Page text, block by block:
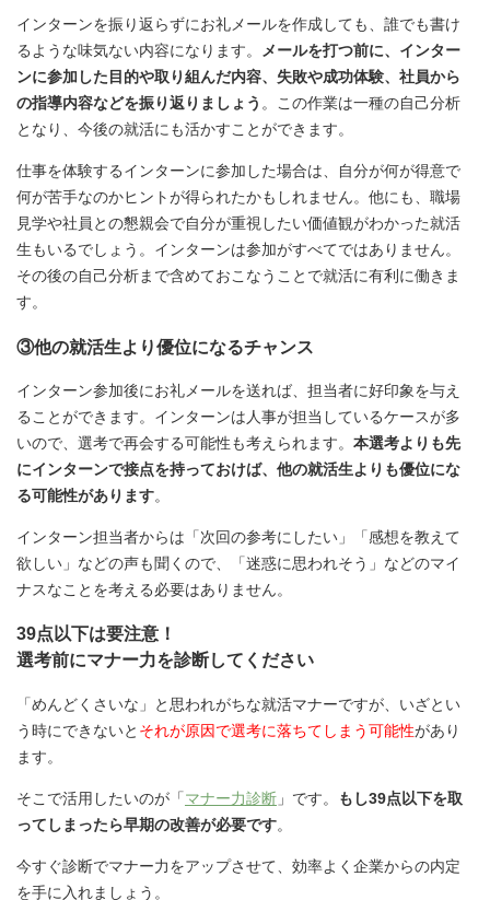
インターンを振り返らずにお礼メールを作成しても、誰でも書け
るような味気ない内容になります。
メールを打つ前に、インター
ンに参加した目的や取り組んだ内容、失敗や成功体験、社員から
の指導内容などを振り返りましょう 。この作業は一種の自己分析
となり、今後の就活にも活かすことができます。
仕事を体験するインターンに参加した場合は、自分が何が得意で
何が苦手なのかヒントが得られたかもしれません。他にも、職場
見学や社員との懇親会で自分が重視したい価値観がわかった就活
生もいるでしょう。インターンは参加がすべてではありません。
その後の自己分析まで含めておこなうことで就活に有利に働きま
す。
③他の就活生より優位になるチャンス
インターン参加後にお礼メールを送れば、担当者に好印象を与え
ることができます。インターンは人事が担当しているケースが多
いので、選考で再会する可能性も考えられます。 本選考よりも先
にインターンで接点を持っておけば、他の就活生よりも優位にな
る可能性があります。
インターン担当者からは「次回の参考にしたい」「感想を教えて
欲しい」などの声も聞くので、「迷惑に思われそう」などのマイ
ナスなことを考える必要はありません。
39点以下は要注意！
選考前にマナー力を診断してください
「めんどくさいな」と思われがちな就活マナーですが、いざとい
う時にできないと それが原因で選考に落ちてしまう可能性があり
ます。
そこで活用したいのが「マナー力診断 」です。
もし39点以下を取
ってしまったら早期の改善が必要です。
今すぐ診断でマナー力をアップさせて、効率よく企業からの内定
を手に入れましょう。